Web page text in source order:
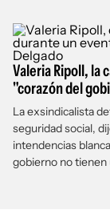
Valeria Ripoll, la
"corazón del
La exsindicalista
seguridad social,
intendencias
gobierno no tienen